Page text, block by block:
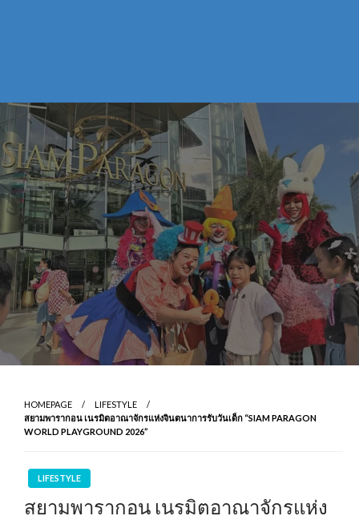
HOMEPAGE
LIFESTYLE
สยามพารากอน เนรมิตอาณาจักรแห่งจินตนาการรับวันเด็ก “SIAM PARAGON
WORLD PLAYGROUND 2026”
LIFESTYLE
สยามพารากอน เนรมิตอาณาจักรแห่ง